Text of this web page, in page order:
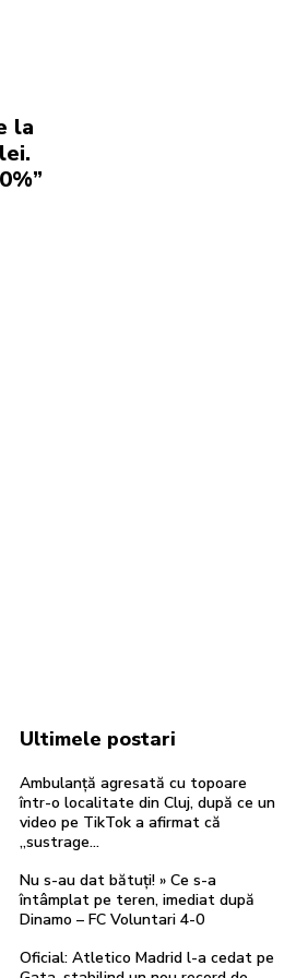
la
Ultimele postari
Ambulanță agresată cu topoare
într-o localitate din Cluj, după ce un
video pe TikTok a afirmat că
„sustrage…
Nu s-au dat bătuți! » Ce s-a
întâmplat pe teren, imediat după
Dinamo – FC Voluntari 4-0
Oficial: Atletico Madrid l-a cedat pe